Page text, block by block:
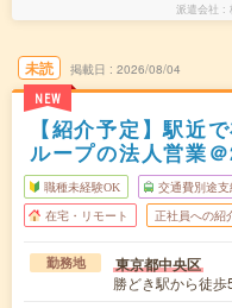
派遣会社
未読
NEW
掲載日 2026/08/04
【紹介予定】駅近
ループの法人営業
職種未経験OK 交通費別途支
在宅・リモート 正社員への紹
勤務地 東京都中央区
勝どき駅から徒